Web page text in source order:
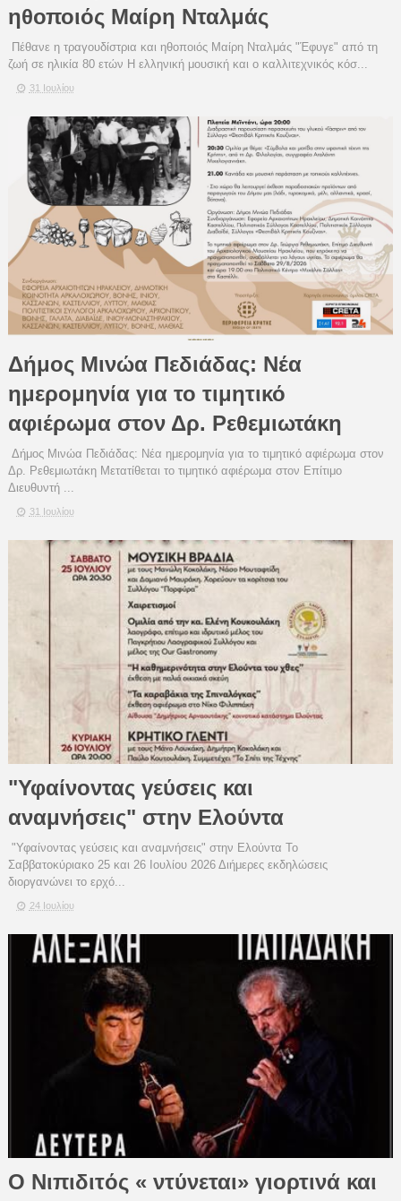
ηθοποιός Μαίρη Νταλμάς
Πέθανε η τραγουδίστρια και ηθοποιός Μαίρη Νταλμάς "Έφυγε" από τη
ζωή σε ηλικία 80 ετών Η ελληνική μουσική και ο καλλιτεχνικός κόσ...
31 Ιουλίου
Δήμος Μινώα Πεδιάδας: Νέα
ημερομηνία για το τιμητικό
αφιέρωμα στον Δρ. Ρεθεμιωτάκη
Δήμος Μινώα Πεδιάδας: Νέα ημερομηνία για το τιμητικό αφιέρωμα στον
Δρ. Ρεθεμιωτάκη Μετατίθεται το τιμητικό αφιέρωμα στον Επίτιμο
Διευθυντή ...
31 Ιουλίου
"Υφαίνοντας γεύσεις και
αναμνήσεις" στην Ελούντα
"Υφαίνοντας γεύσεις και αναμνήσεις" στην Ελούντα Το
Σαββατοκύριακο 25 και 26 Ιουλίου 2026 Διήμερες εκδηλώσεις
διοργανώνει το ερχό...
24 Ιουλίου
Ο Νιπιδιτός « ντύνεται» γιορτινά και